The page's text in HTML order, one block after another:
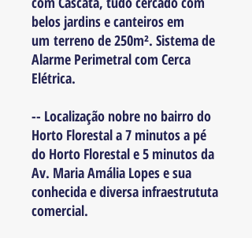
belos jardins e canteiros em
um terreno de 250m². Sistema de
Alarme Perimetral com Cerca
Elétrica.
-- Localização nobre no bairro do
Horto Florestal a 7 minutos a pé
do Horto Florestal e 5 minutos da
Av. Maria Amália Lopes e sua
conhecida e diversa infraestrututa
comercial.